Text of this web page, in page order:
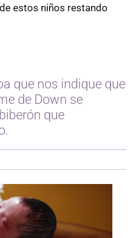
estos niños restando
que nos indique que
de Down se
que